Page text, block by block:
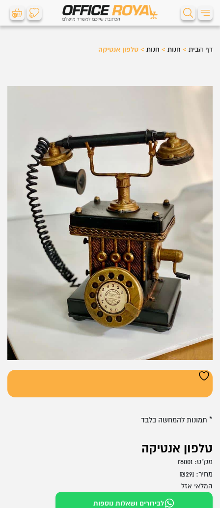
0 0
דף הבית > חנות > חנות > טלפון אנטיקה
טלפון אנטיקה
מחיר: ₪291
המלאי אזל
מק"ט: r8001
לבירורים ושאלות נוספות
* תמונות להמחשה בלבד